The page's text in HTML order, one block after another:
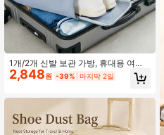
1개/2개 신발 보관 가방, 휴대용 여행
및 출장용, 손잡이형, 소형 신발 가방,
방진, 방습, 방곰팡이, 신발 커버 보관
2,848원 -39% 마지막 2일